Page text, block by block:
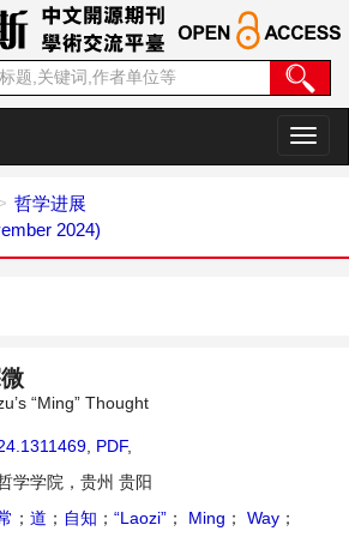
切
换
哲学进展
2024)
“Ming” Thought
PDF,
学学院，贵州 贵阳
； 道 ； 自知 ； “Laozi” ； Ming ； Way ；